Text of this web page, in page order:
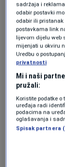
Vučić u
Srpske
Beogradu.
╰┈➤
UŽIVO na
Android /
sadržaja i
odabir postavki
odabir ili
postavkama link
lijevom dijelu web
mijenjati u okviru
Uredbu o
privatnosti
Mi i naši
pružali:
Koristite podatke
uređaja radi
podacima na
oglašavanja i
Spisak partnera